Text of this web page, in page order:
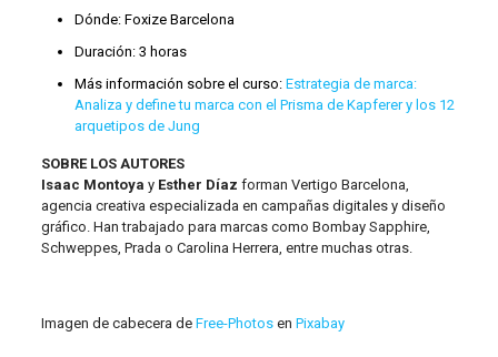
Dónde: Foxize Barcelona
Duración: 3 horas
Más información sobre el curso: Estrategia de marca:
Analiza y define tu marca con el Prisma de Kapferer y los 12
arquetipos de Jung
SOBRE LOS AUTORES
Isaac Montoya y Esther Díaz forman Vertigo Barcelona,
agencia creativa especializada en campañas digitales y diseño
gráfico. Han trabajado para marcas como Bombay Sapphire,
Schweppes, Prada o Carolina Herrera, entre muchas otras.
Imagen de cabecera de Free-Photosen Pixabay